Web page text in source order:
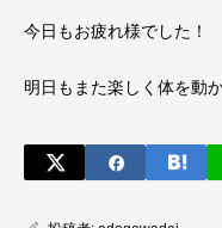
今日もお疲れ様でした！
明日もまた楽しく体を動